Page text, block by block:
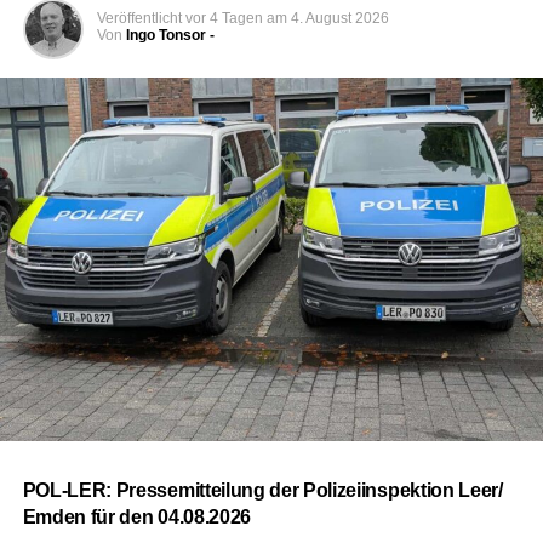
Veröffentlicht vor 4 Tagen am 4. August 2026
Von Ingo Tonsor -
POL-LER: Pres­se­mit­tei­lung der Poli­zei­in­spek­ti­on Leer/
Emden für den 04.08.2026